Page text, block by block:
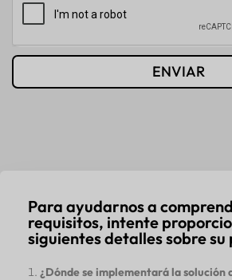
ENVIAR
Para ayudarnos a
requisitos, intente
siguientes detalles sobre
¿Dónde se implementará la solución